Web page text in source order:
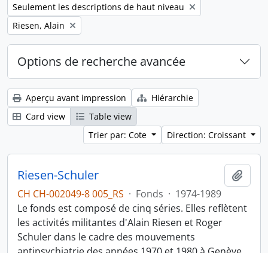
Remove filter:
Seulement les descriptions de haut niveau
Remove filter:
Riesen, Alain
Options de recherche avancée
Aperçu avant impression
Hiérarchie
Card view
Table view
Trier par: Cote
Direction: Croissant
Riesen-Schuler
CH CH-002049-8 005_RS · Fonds · 1974-1989
Le fonds est composé de cinq séries. Elles reflètent
les activités militantes d'Alain Riesen et Roger
Schuler dans le cadre des mouvements